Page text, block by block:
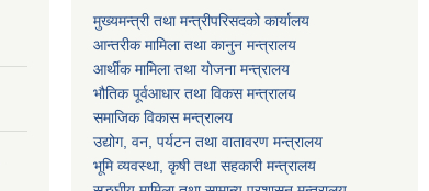
मुख्यमन्त्री तथा मन्त्रीपरिसदको कार्यालय
आन्तरीक मामिला तथा कानुन मन्त्रालय
आर्थीक मामिला तथा योजना मन्त्रालय
भौतिक पूर्वआधार तथा विकस मन्त्रालय
समाजिक विकास मन्त्रालय
उद्योग, वन, पर्यटन तथा वातावरण मन्त्रालय
भूमि व्यवस्था, कृषी तथा सहकारी मन्त्रालय